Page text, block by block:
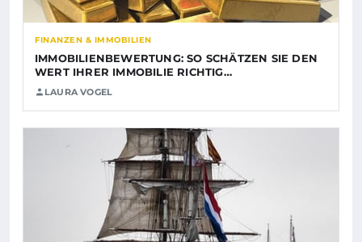
FINANZEN & IMMOBILIEN
IMMOBILIENBEWERTUNG: SO SCHÄTZEN SIE DEN
WERT IHRER IMMOBILIE RICHTIG…
LAURA VOGEL